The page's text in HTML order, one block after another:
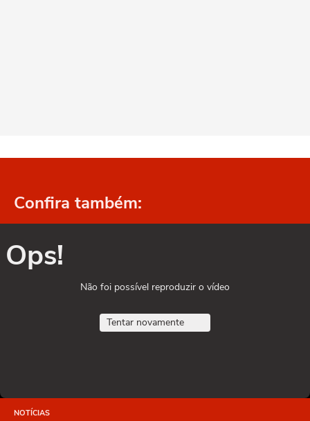
Confira também:
Ops!
Não foi possível reproduzir o vídeo
Tentar novamente
NOTÍCIAS